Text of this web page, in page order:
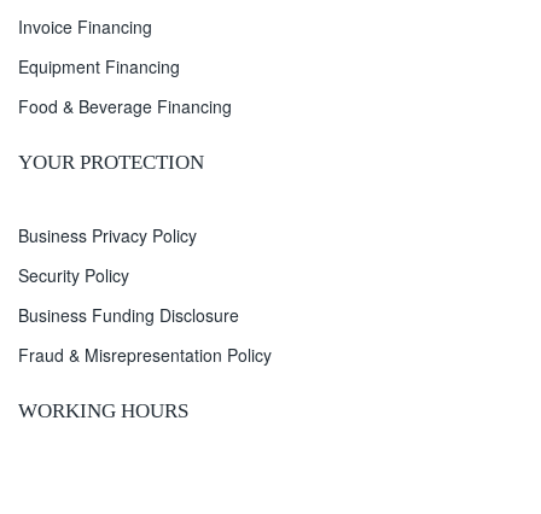
Invoice Financing
Equipment Financing
Food & Beverage Financing
YOUR PROTECTION
Business Privacy Policy
Security Policy
Business Funding Disclosure
Fraud & Misrepresentation Policy
WORKING HOURS